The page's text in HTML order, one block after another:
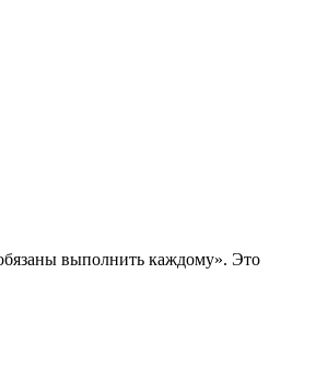
выполнить каждому». Это